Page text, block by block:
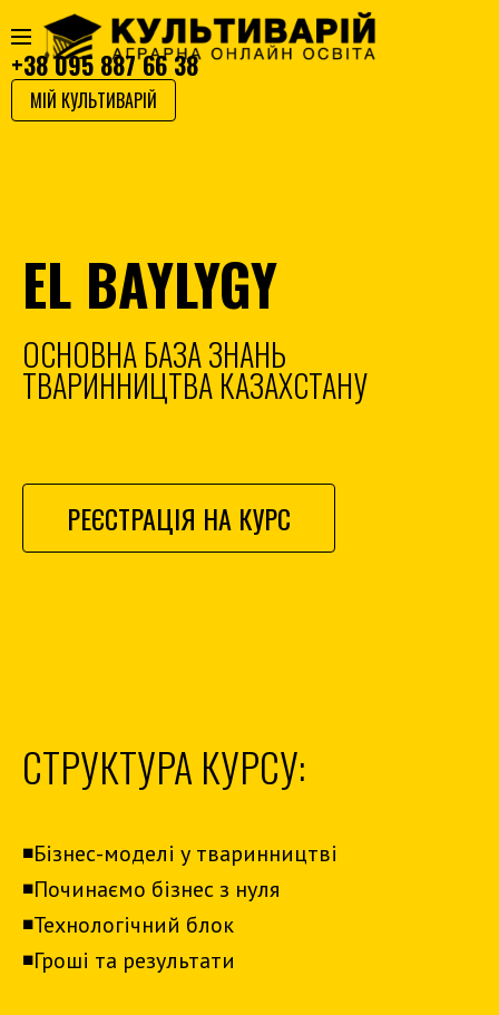
+38 095 887 66 38
МІЙ КУЛЬТИВАРІЙ
EL BAYLYGY
ОСНОВНА БАЗА ЗНАНЬ
ТВАРИННИЦТВА КАЗАХСТАНУ
РЕЄСТРАЦІЯ НА КУРС
СТРУКТУРА КУРСУ:
◾️Бізнес-моделі у тваринництві
◾️Починаємо бізнес з нуля
◾️Технологічний блок
◾️Гроші та результати